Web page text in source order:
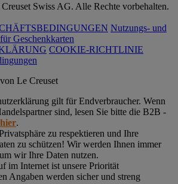
Swiss AG. Alle Rechte vorbehalten.
Nutzungs- und
Geschenkkarten
COOKIE-RICHTLINIE
Le Creuset
gilt für Endverbraucher. Wenn
sind, lesen Sie bitte die B2B -
hier.
zu respektieren und Ihre
zu schützen! Wir werden Ihnen immer
wir Ihre Daten nutzen.
im Internet ist unsere Priorität
Angaben werden sicher und streng